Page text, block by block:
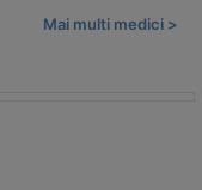
Mai multi medici >